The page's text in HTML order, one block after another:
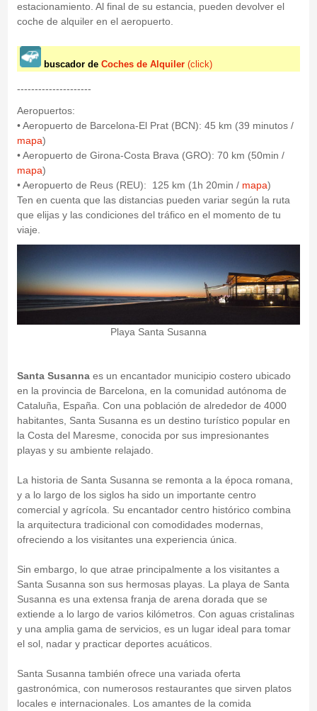
estacionamiento. Al final de su estancia, pueden devolver el
coche de alquiler en el aeropuerto.
buscador de Coches de Alquiler(click)
---------------------
Aeropuertos:
• Aeropuerto de Barcelona-El Prat (BCN): 45 km (39 minutos /
mapa)
• Aeropuerto de Girona-Costa Brava (GRO): 70 km (50min /
mapa)
• Aeropuerto de Reus (REU): 125 km (1h 20min / mapa)
Ten en cuenta que las distancias pueden variar según la ruta
que elijas y las condiciones del tráfico en el momento de tu
viaje.
Playa Santa Susanna
Santa Susannaes un encantador municipio costero ubicado
en la provincia de Barcelona, en la comunidad autónoma de
Cataluña, España. Con una población de alrededor de 4000
habitantes, Santa Susanna es un destino turístico popular en
la Costa del Maresme, conocida por sus impresionantes
playas y su ambiente relajado.
La historia de Santa Susanna se remonta a la época romana,
y a lo largo de los siglos ha sido un importante centro
comercial y agrícola. Su encantador centro histórico combina
la arquitectura tradicional con comodidades modernas,
ofreciendo a los visitantes una experiencia única.
Sin embargo, lo que atrae principalmente a los visitantes a
Santa Susanna son sus hermosas playas. La playa de Santa
Susanna es una extensa franja de arena dorada que se
extiende a lo largo de varios kilómetros. Con aguas cristalinas
y una amplia gama de servicios, es un lugar ideal para tomar
el sol, nadar y practicar deportes acuáticos.
Santa Susanna también ofrece una variada oferta
gastronómica, con numerosos restaurantes que sirven platos
locales e internacionales. Los amantes de la comida